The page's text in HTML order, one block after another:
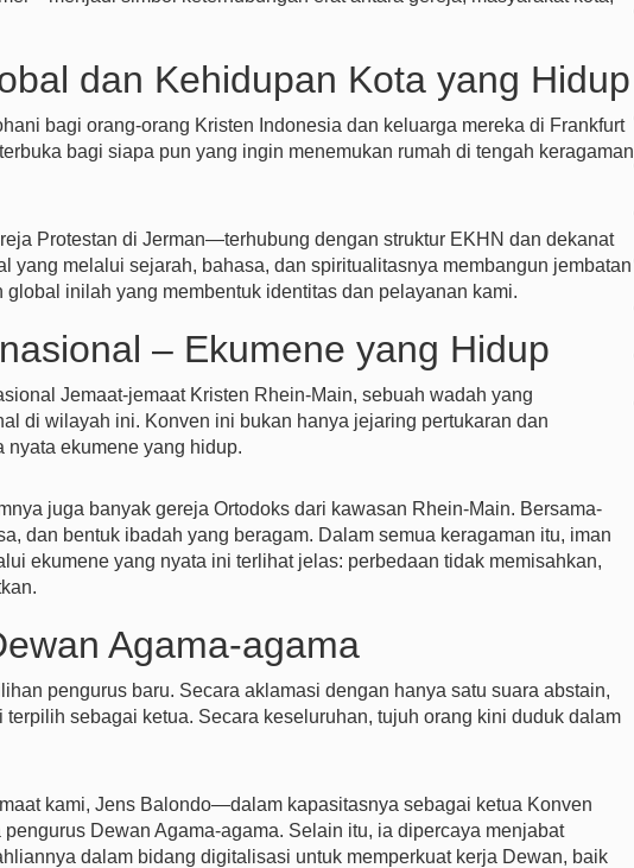
dan Kehidupan Kota yang Hidup
bagi orang-orang Kristen Indonesia dan keluarga mereka di Frankfurt
bagi siapa pun yang ingin menemukan rumah di tengah keragaman
Protestan di Jerman—terhubung dengan struktur EKHN dan dekanat
melalui sejarah, bahasa, dan spiritualitasnya membangun jembatan
inilah yang membentuk identitas dan pelayanan kami.
– Ekumene yang Hidup
Jemaat-jemaat Kristen Rhein-Main, sebuah wadah yang
di wilayah ini. Konven ini bukan hanya jejaring pertukaran dan
ekumene yang hidup.
juga banyak gereja Ortodoks dari kawasan Rhein-Main. Bersama-
dan bentuk ibadah yang beragam. Dalam semua keragaman itu, iman
ekumene yang nyata ini terlihat jelas: perbedaan tidak memisahkan,
Agama-agama
pengurus baru. Secara aklamasi dengan hanya satu suara abstain,
terpilih sebagai ketua. Secara keseluruhan, tujuh orang kini duduk dalam
kami, Jens Balondo—dalam kapasitasnya sebagai ketua Konven
Dewan Agama-agama. Selain itu, ia dipercaya menjabat
dalam bidang digitalisasi untuk memperkuat kerja Dewan, baik